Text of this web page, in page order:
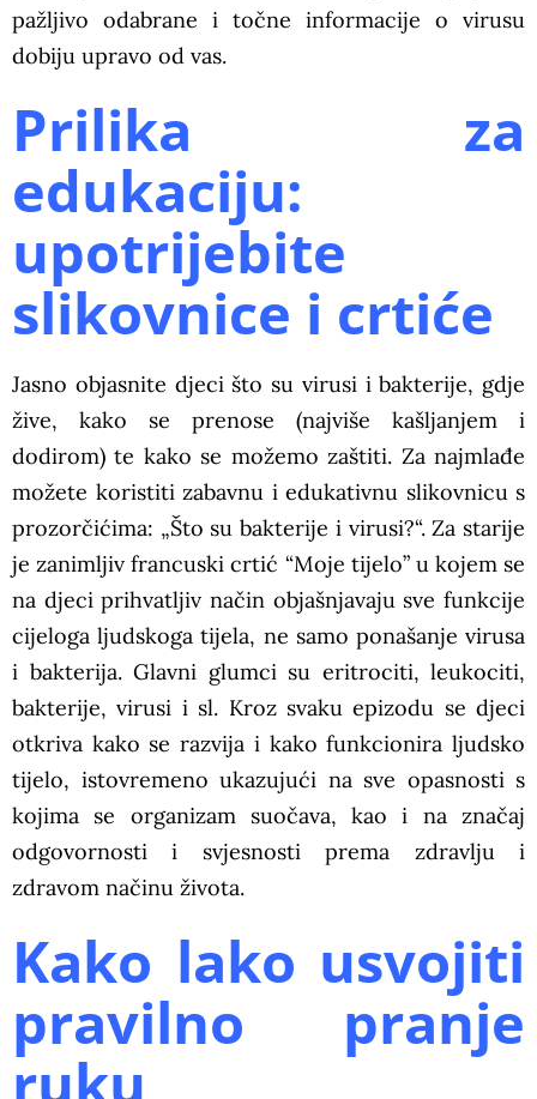
pažljivo odabrane i točne informacije o virusu
dobiju upravo od vas.
Prilika za
edukaciju:
upotrijebite
slikovnice i crtiće
Jasno objasnite djeci što su virusi i bakterije, gdje
žive, kako se prenose (najviše kašljanjem i
dodirom) te kako se možemo zaštiti. Za najmlađe
možete koristiti zabavnu i edukativnu slikovnicu s
prozorčićima: „Što su bakterije i virusi?“. Za starije
je zanimljiv francuski crtić “Moje tijelo” u kojem se
na djeci prihvatljiv način objašnjavaju sve funkcije
cijeloga ljudskoga tijela, ne samo ponašanje virusa
i bakterija. Glavni glumci su eritrociti, leukociti,
bakterije, virusi i sl. Kroz svaku epizodu se djeci
otkriva kako se razvija i kako funkcionira ljudsko
tijelo, istovremeno ukazujući na sve opasnosti s
kojima se organizam suočava, kao i na značaj
odgovornosti i svjesnosti prema zdravlju i
zdravom načinu života.
Kako lako usvojiti
pravilno pranje
ruku